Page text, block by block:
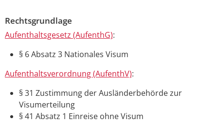
Rechtsgrundlage
Aufenthaltsgesetz (AufenthG):
§ 6 Absatz 3 Nationales Visum
Aufenthaltsverordnung (AufenthV):
§ 31 Zustimmung der Ausländerbehörde zur
Visumerteilung
§ 41 Absatz 1 Einreise ohne Visum